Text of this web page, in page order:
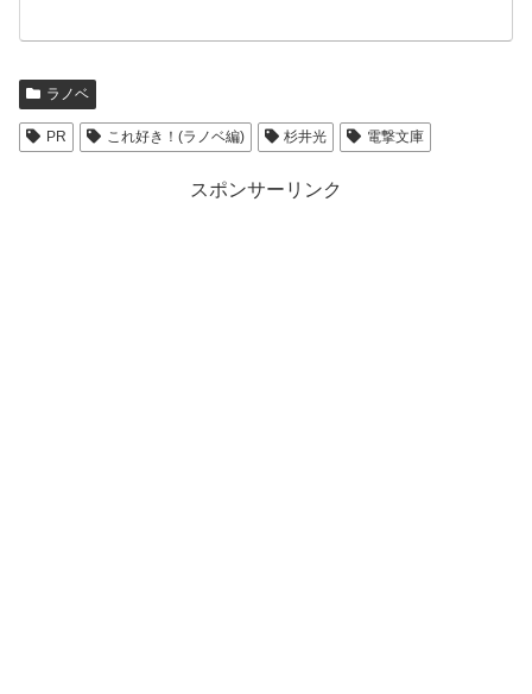
ラノベ
PR これ好き！(ラノベ編) 杉井光 電撃文庫
スポンサーリンク